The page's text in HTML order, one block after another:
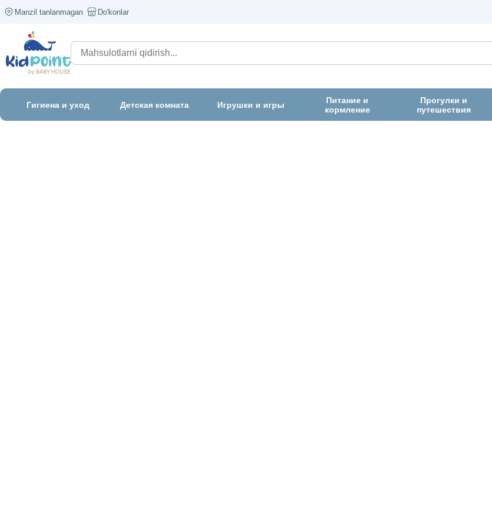
Manzil tanlanmagan Do'konlar
Гигиена и уход Детская комната Игрушки и игры
Питание и
кормление
Прогулки и
путешествия